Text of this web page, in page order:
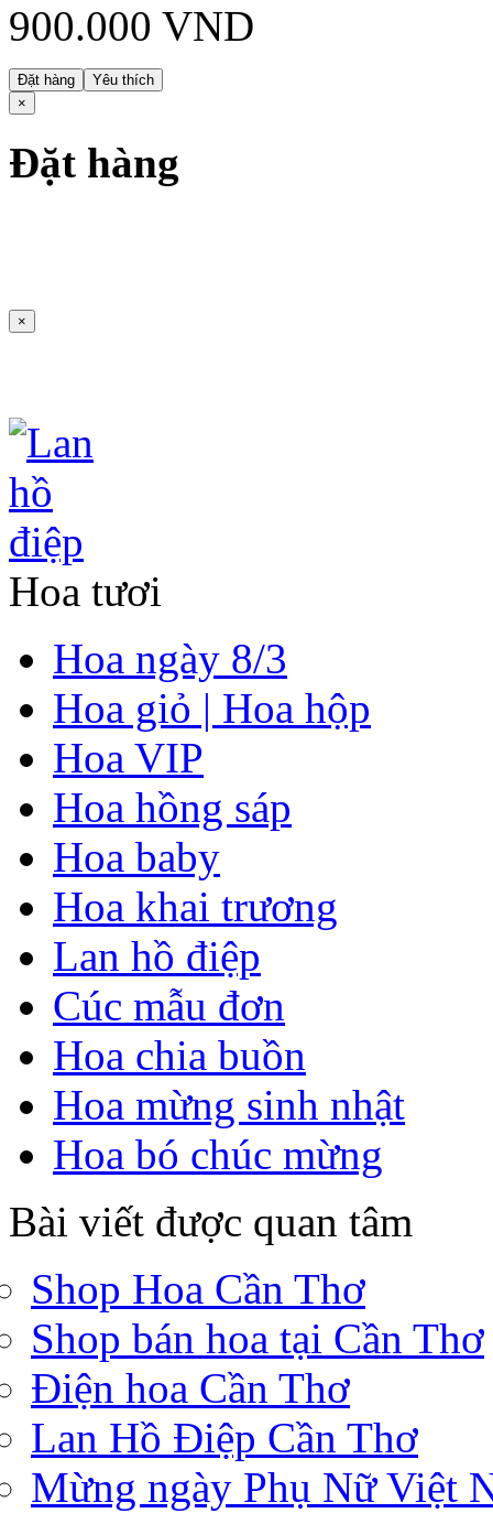
900.000 VND
Đặt hàng
Yêu thích
×
Đặt hàng
×
Hoa tươi
Hoa ngày 8/3
Hoa giỏ | Hoa hộp
Hoa VIP
Hoa hồng sáp
Hoa baby
Hoa khai trương
Lan hồ điệp
Cúc mẫu đơn
Hoa chia buồn
Hoa mừng sinh nhật
Hoa bó chúc mừng
Bài viết được quan tâm
Shop Hoa Cần Thơ
Shop bán hoa tại Cần Thơ
Điện hoa Cần Thơ
Lan Hồ Điệp Cần Thơ
Mừng ngày Phụ Nữ Việt